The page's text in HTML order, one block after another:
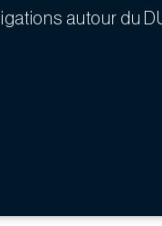
autour du